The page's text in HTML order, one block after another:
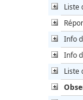
Liste
Info
Info
Liste